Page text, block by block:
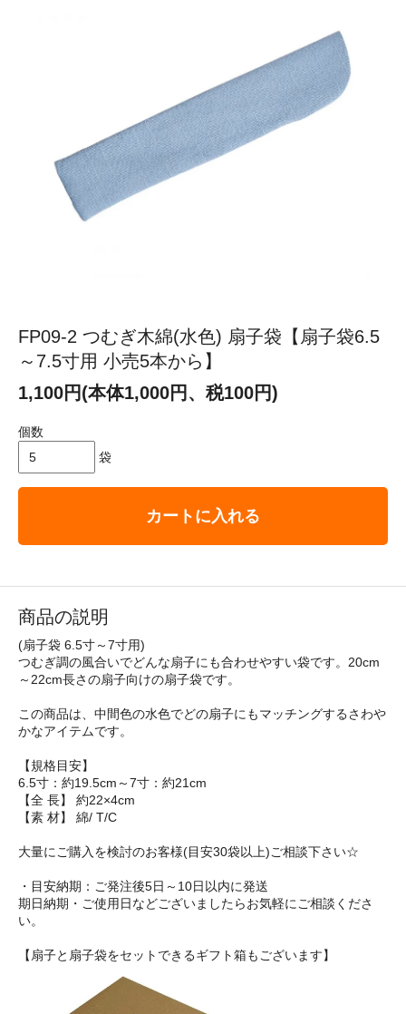
FP09-2 つむぎ木綿(水色) 扇子袋【扇子袋6.5
～7.5寸用 小売5本から】
1,100円(本体1,000円、税100円)
個数
袋
カートに入れる
商品の説明
(扇子袋 6.5寸～7寸用)
つむぎ調の風合いでどんな扇子にも合わせやすい袋です。20cm
～22cm長さの扇子向けの扇子袋です。
この商品は、中間色の水色でどの扇子にもマッチングするさわや
かなアイテムです。
【規格目安】
6.5寸：約19.5cm～7寸：約21cm
【全 長】 約22×4cm
【素 材】 綿/ T/C
大量にご購入を検討のお客様(目安30袋以上)ご相談下さい☆
・目安納期：ご発注後5日～10日以内に発送
期日納期・ご使用日などございましたらお気軽にご相談くださ
い。
【扇子と扇子袋をセットできるギフト箱もございます】